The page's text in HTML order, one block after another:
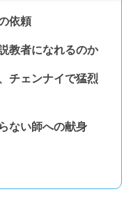
依頼
教者になれるのか
チェンナイで猛烈
ない師への献身